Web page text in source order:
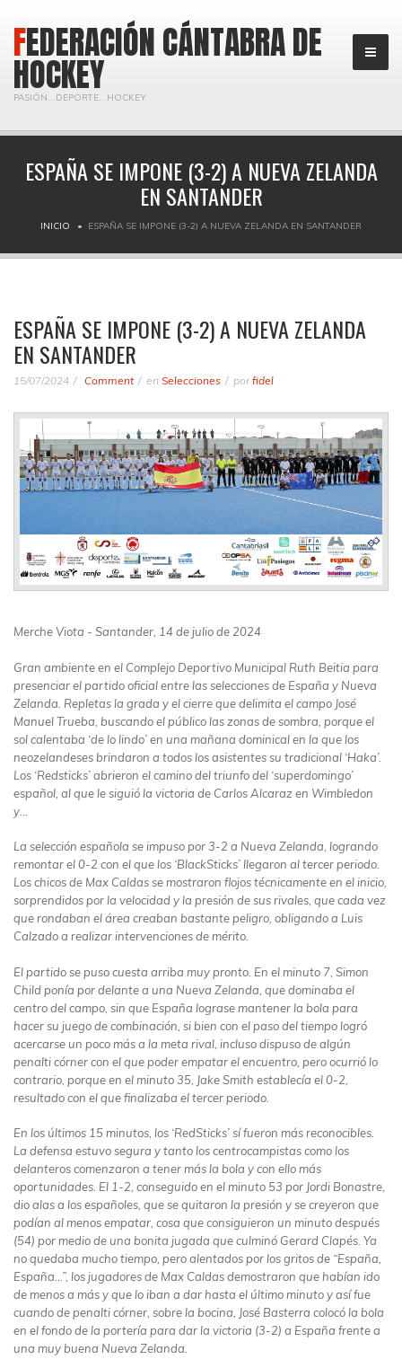
FEDERACIÓN CÁNTABRA DE
HOCKEY
PASIÓN...DEPORTE...HOCKEY
ESPAÑA SE IMPONE (3-2) A NUEVA ZELANDA
EN SANTANDER
INICIO ESPAÑA SE IMPONE (3-2) A NUEVA ZELANDA EN SANTANDER
ESPAÑA SE IMPONE (3-2) A NUEVA ZELANDA
EN SANTANDER
15/07/2024 Comment en Selecciones porfidel
Merche Viota - Santander, 14 de julio de 2024
Gran ambiente en el Complejo Deportivo Municipal Ruth Beitia para
presenciar el partido oficial entre las selecciones de España y Nueva
Zelanda. Repletas la grada y el cierre que delimita el campo José
Manuel Trueba, buscando el público las zonas de sombra, porque el
sol calentaba ‘de lo lindo’ en una mañana dominical en la que los
neozelandeses brindaron a todos los asistentes su tradicional ‘Haka’.
Los ‘Redsticks’ abrieron el camino del triunfo del ‘superdomingo’
español, al que le siguió la victoria de Carlos Alcaraz en Wimbledon
y…
La selección española se impuso por 3-2 a Nueva Zelanda, logrando
remontar el 0-2 con el que los ‘BlackSticks’ llegaron al tercer periodo.
Los chicos de Max Caldas se mostraron flojos técnicamente en el inicio,
sorprendidos por la velocidad y la presión de sus rivales, que cada vez
que rondaban el área creaban bastante peligro, obligando a Luis
Calzado a realizar intervenciones de mérito.
El partido se puso cuesta arriba muy pronto. En el minuto 7, Simon
Child ponía por delante a una Nueva Zelanda, que dominaba el
centro del campo, sin que España lograse mantener la bola para
hacer su juego de combinación, si bien con el paso del tiempo logró
acercarse un poco más a la meta rival, incluso dispuso de algún
penalti córner con el que poder empatar el encuentro, pero ocurrió lo
contrario, porque en el minuto 35, Jake Smith establecía el 0-2,
resultado con el que finalizaba el tercer periodo.
En los últimos 15 minutos, los ‘RedSticks’ sí fueron más reconocibles.
La defensa estuvo segura y tanto los centrocampistas como los
delanteros comenzaron a tener más la bola y con ello más
oportunidades. El 1-2, conseguido en el minuto 53 por Jordi Bonastre,
dio alas a los españoles, que se quitaron la presión y se creyeron que
podían al menos empatar, cosa que consiguieron un minuto después
(54) por medio de una bonita jugada que culminó Gerard Clapés. Ya
no quedaba mucho tiempo, pero alentados por los gritos de “España,
España…”, los jugadores de Max Caldas demostraron que habían ido
de menos a más y que lo iban a dar hasta el último minuto y así fue
cuando de penalti córner, sobre la bocina, José Basterra colocó la bola
en el fondo de la portería para dar la victoria (3-2) a España frente a
una muy buena Nueva Zelanda.